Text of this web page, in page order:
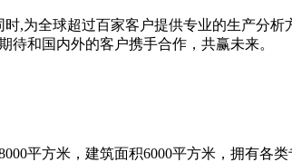
,为全球超过百家客户提供专业的生产分
和国内外的客户携手合作，共赢未来。
平方米，建筑面积6000平方米，拥有各